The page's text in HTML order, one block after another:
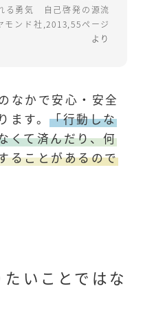
る勇気 自己啓発の源流
モンド社,2013,55ページ
より
なかで安心・安全
ます。「行動しな
くて済んだり、何
ることがあるので
いことではな